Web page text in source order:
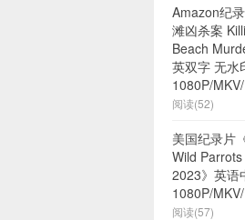
Amazon纪
滩凶杀案
Beach
英双字 无水
1080P/
阅读(52)
美国纪录片
Wild
2023》英语
1080P/
阅读(57)